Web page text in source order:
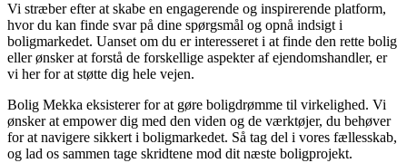
Vi stræber efter at skabe en engagerende og inspirerende platform,
hvor du kan finde svar på dine spørgsmål og opnå indsigt i
boligmarkedet. Uanset om du er interesseret i at finde den rette bolig
eller ønsker at forstå de forskellige aspekter af ejendomshandler, er
vi her for at støtte dig hele vejen.
Bolig Mekka eksisterer for at gøre boligdrømme til virkelighed. Vi
ønsker at empower dig med den viden og de værktøjer, du behøver
for at navigere sikkert i boligmarkedet. Så tag del i vores fællesskab,
og lad os sammen tage skridtene mod dit næste boligprojekt.